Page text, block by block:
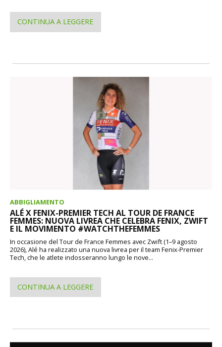
CONTINUA A LEGGERE
ABBIGLIAMENTO
ALÉ X FENIX-PREMIER TECH AL TOUR DE FRANCE
FEMMES: NUOVA LIVREA CHE CELEBRA FENIX, ZWIFT
E IL MOVIMENTO #WATCHTHEFEMMES
In occasione del Tour de France Femmes avec Zwift (1–9 agosto
2026), Alé ha realizzato una nuova livrea per il team Fenix-Premier
Tech, che le atlete indosseranno lungo le nove...
CONTINUA A LEGGERE